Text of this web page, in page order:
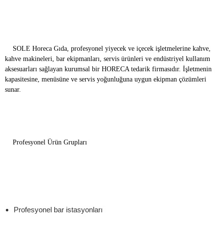
SOLE Horeca Gıda, profesyonel yiyecek ve içecek işletmelerine kahve,
kahve makineleri, bar ekipmanları, servis ürünleri ve endüstriyel kullanım
aksesuarları sağlayan kurumsal bir HORECA tedarik firmasıdır. İşletmenin
kapasitesine, menüsüne ve servis yoğunluğuna uygun ekipman çözümleri
sunar.
Profesyonel Ürün Grupları
Profesyonel bar istasyonları